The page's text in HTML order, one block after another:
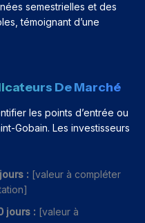
semestrielles et des
témoignant d’une
De Marché
les points d’entrée ou
Gobain. Les investisseurs
: [valeur à compléter
jours : [valeur à